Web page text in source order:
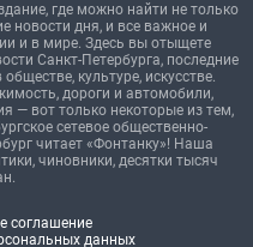
где можно найти не только
новости дня, и все важное и
и в мире. Здесь вы отыщете
Санкт-Петербурга, последние
культуре, искусстве.
дороги и автомобили,
— вот только некоторые из тем,
сетевое общественно-
читает «Фонтанку»! Наша
чиновники, десятки тысяч
соглашение
данных